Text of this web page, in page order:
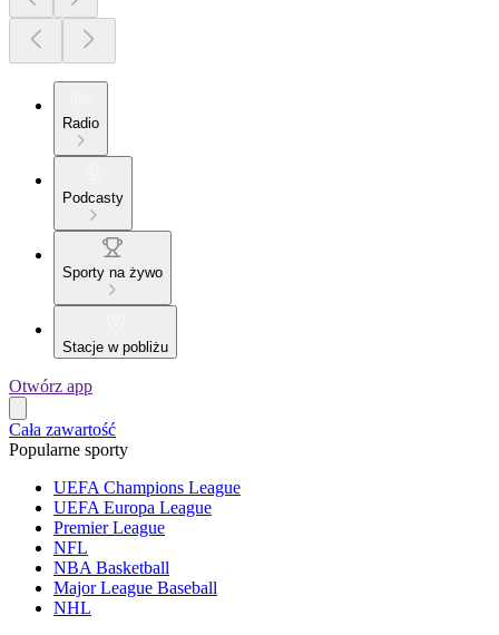
Radio
Podcasty
Sporty na żywo
Stacje w pobliżu
Otwórz app
Cała zawartość
Popularne sporty
UEFA Champions League
UEFA Europa League
Premier League
NFL
NBA Basketball
Major League Baseball
NHL